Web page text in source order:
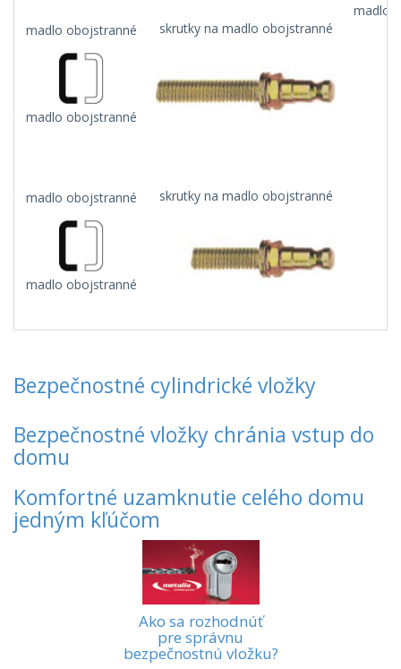
madlo obojstranné
madlo obojstranné
skrutky na madlo obojstranné
madlo
madlo obojstranné
madlo obojstranné
skrutky na madlo obojstranné
Bezpečnostné cylindrické vložky
Bezpečnostné vložky chránia vstup do
domu
Komfortné uzamknutie celého domu
jedným kľúčom
Ako sa rozhodnúť
pre správnu
bezpečnostnú vložku?